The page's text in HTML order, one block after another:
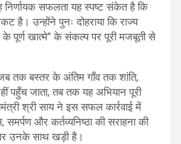
निर्णायक सफलता यह स्पष्ट संकेत है कि
उन्होंने पुनः दोहराया कि राज्य
पूर्ण खात्मे” के संकल्प पर पूरी मजबूती से
तक बस्तर के अंतिम गाँव तक शांति,
पहुँच जाता, तब तक यह अभियान पूरी
श्री साय ने इस सफल कार्रवाई में
और कर्तव्यनिष्ठा की सराहना की
उनके साथ खड़ी है।